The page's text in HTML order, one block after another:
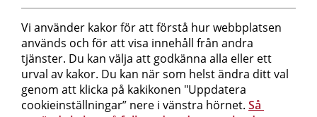
Folktandvården Sörmland AB
Box 543
611 10 Nyköping
Referenskod måste finnas på fakturan!
Peppol-id: 0007:5568202625
Mer information om oss hittar du här!
Vi använder kakor för att förstå hur webbplatsen
används och för att visa innehåll från andra
tjänster. Du kan välja att godkänna alla eller ett
urval av kakor. Du kan när som helst ändra ditt val
genom att klicka på kakikonen "Uppdatera
cookieinställningar” nere i vänstra hörnet. Så